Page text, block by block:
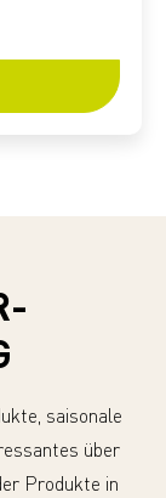
saisonale
über
Produkte in